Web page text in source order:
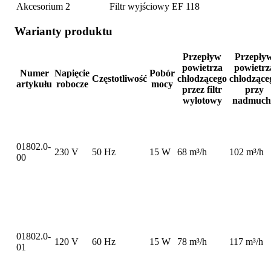
Akcesorium 2
Filtr wyjściowy EF 118
Warianty produktu
Numer
artykułu
Napięcie
robocze
Częstotliwość
Pobór
mocy
Przepływ
powietrza
chłodzącego
przez filtr
wylotowy
przy
01802.0-
00
230 V 50 Hz 15 W 68 m³/h 102 m³/h
01802.0-
01
120 V 60 Hz 15 W 78 m³/h 117 m³/h